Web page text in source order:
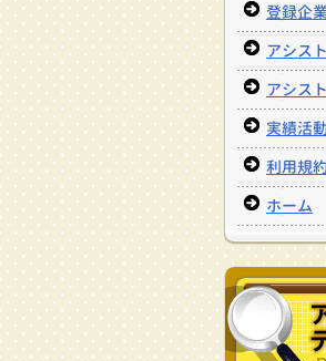
登録企
アシス
アシス
実績活
利用規約
ホーム